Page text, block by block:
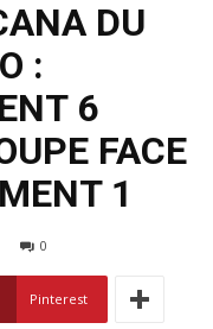
DU
:
6
FACE
1
0
Pinterest